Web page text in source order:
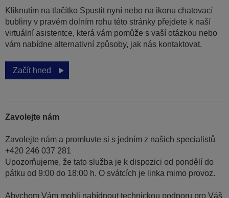
Kliknutím na tlačítko Spustit nyní nebo na ikonu chatovací
bubliny v pravém dolním rohu této stránky přejdete k naší
virtuální asistentce, která vám pomůže s vaší otázkou nebo
vám nabídne alternativní způsoby, jak nás kontaktovat.
Začít hned
Zavolejte nám
Zavolejte nám a promluvte si s jedním z našich specialistů
+420 246 037 281
Upozorňujeme, že tato služba je k dispozici od pondělí do
pátku od 9:00 do 18:00 h. O svátcích je linka mimo provoz.
Abychom Vám mohli nabídnout technickou podporu pro Váš